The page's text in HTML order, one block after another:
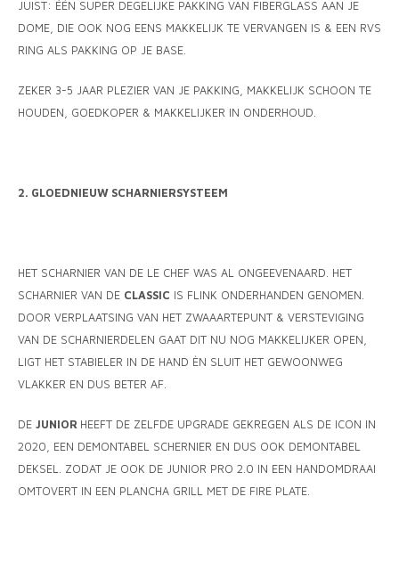
JUIST: ÉÉN SUPER DEGELIJKE PAKKING VAN FIBERGLASS AAN JE
DOME, DIE OOK NOG EENS MAKKELIJK TE VERVANGEN IS & EEN RVS
RING ALS PAKKING OP JE BASE.
ZEKER 3-5 JAAR PLEZIER VAN JE PAKKING, MAKKELIJK SCHOON TE
HOUDEN, GOEDKOPER & MAKKELIJKER IN ONDERHOUD.
2. GLOEDNIEUW SCHARNIERSYSTEEM
HET SCHARNIER VAN DE LE CHEF WAS AL ONGEEVENAARD. HET
SCHARNIER VAN DE CLASSIC IS FLINK ONDERHANDEN GENOMEN.
DOOR VERPLAATSING VAN HET ZWAAARTEPUNT & VERSTEVIGING
VAN DE SCHARNIERDELEN GAAT DIT NU NOG MAKKELIJKER OPEN,
LIGT HET STABIELER IN DE HAND ÈN SLUIT HET GEWOONWEG
VLAKKER EN DUS BETER AF.
DE JUNIOR HEEFT DE ZELFDE UPGRADE GEKREGEN ALS DE ICON IN
2020, EEN DEMONTABEL SCHERNIER EN DUS OOK DEMONTABEL
DEKSEL. ZODAT JE OOK DE JUNIOR PRO 2.0 IN EEN HANDOMDRAAI
OMTOVERT IN EEN PLANCHA GRILL MET DE FIRE PLATE.